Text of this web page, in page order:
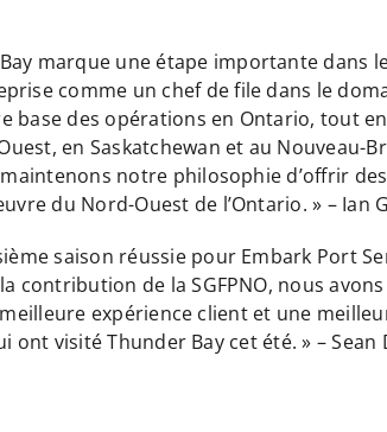
marque une étape importante dans
comme un chef de file dans le
base des opérations en Ontario, tout
en Saskatchewan et au Nouveau-
notre philosophie d’offrir
du Nord-Ouest de l’Ontario. » – Ian
saison réussie pour Embark Port
contribution de la SGFPNO, nous
expérience client et une
ont visité Thunder Bay cet été. » –